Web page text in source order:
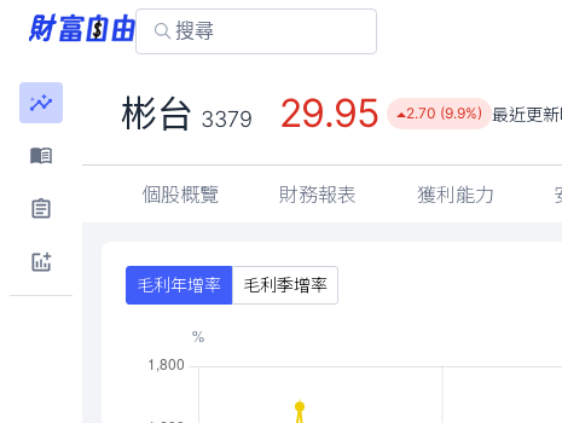
彬台 3379 29.95 2.70 (9.9%) 最近更新
個股概覽 財務報表 獲利能力
毛利年增率 毛利季增率